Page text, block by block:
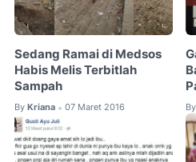
Sedang Ramai di Medsos
Habis Melis Terbitlah
Sampah
By Kriana • 07 Maret 2016 By